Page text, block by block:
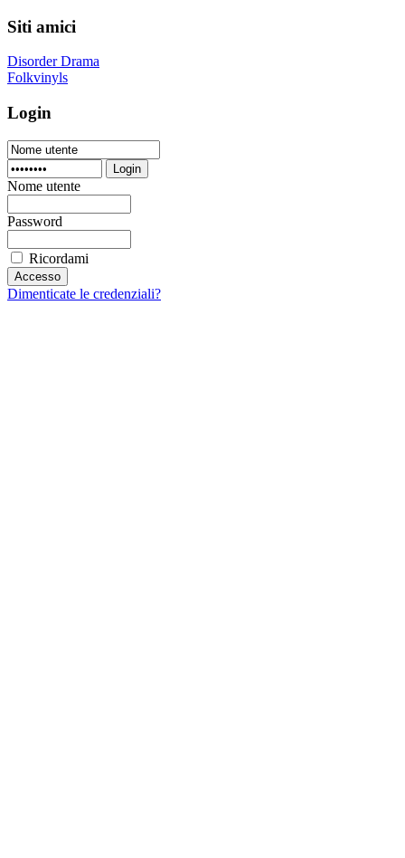
Siti amici
Disorder Drama
Folkvinyls
Login
Login
Nome utente
Password
Ricordami
Dimenticate le credenziali?